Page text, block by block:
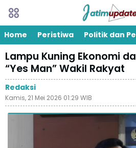
Home Peristiwa Politik dan
Lampu Kuning Ekonomi
“Yes Man” Wakil Rakyat
Redaksi
Kamis, 21 Mei 2026 01:29 WIB